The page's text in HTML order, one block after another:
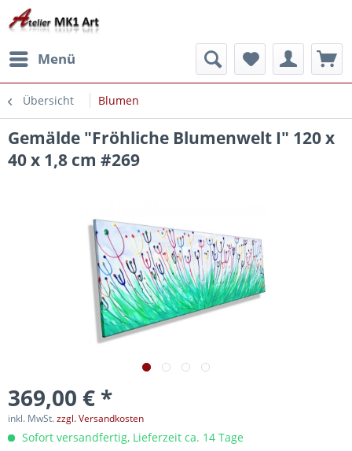
Menü
Übersicht Blumen
Gemälde "Fröhliche Blumenwelt I" 120 x
40 x 1,8 cm #269
369,00 € *
inkl. MwSt.zzgl. Versandkosten
Sofort versandfertig, Lieferzeit ca. 14 Tage